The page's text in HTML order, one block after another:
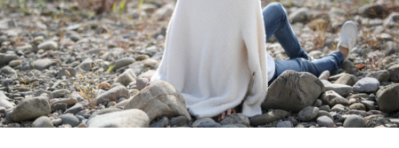
Reservation 予約
Voice お客様の声